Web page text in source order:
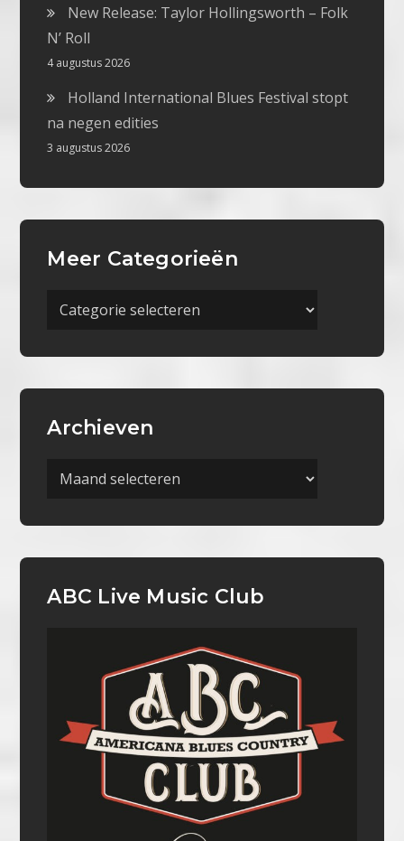
New Release: Taylor Hollingsworth – Folk
N’ Roll
4 augustus 2026
Holland International Blues Festival stopt
na negen edities
3 augustus 2026
Meer Categorieën
Meer
Archieven
Archieven
ABC Live Music Club